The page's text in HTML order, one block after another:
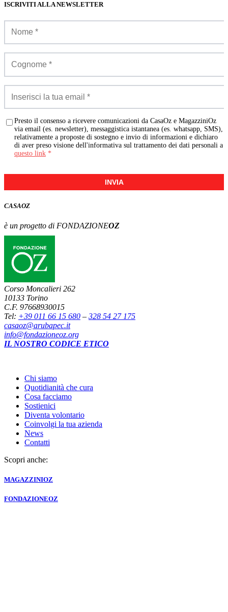
ISCRIVITI ALLA NEWSLETTER
Presto il consenso a ricevere comunicazioni da CasaOz e MagazziniOz
via email (es. newsletter), messaggistica istantanea (es. whatsapp, SMS),
relativamente a proposte di sostegno e invio di informazioni e dichiaro
di aver preso visione dell'informativa sul trattamento dei dati personali a
questo link *
INVIA
CASAOZ
è un progetto di FONDAZIONEOZ
Corso Moncalieri 262
10133 Torino
C.F. 97668930015
Tel: +39 011 66 15 680 – 328 54 27 175
casaoz@arubapec.it
info@fondazioneoz.org
IL NOSTRO CODICE ETICO
Chi siamo
Quotidianità che cura
Cosa facciamo
Sostienici
Diventa volontario
Coinvolgi la tua azienda
News
Contatti
Scopri anche:
MAGAZZINIOZ
FONDAZIONEOZ